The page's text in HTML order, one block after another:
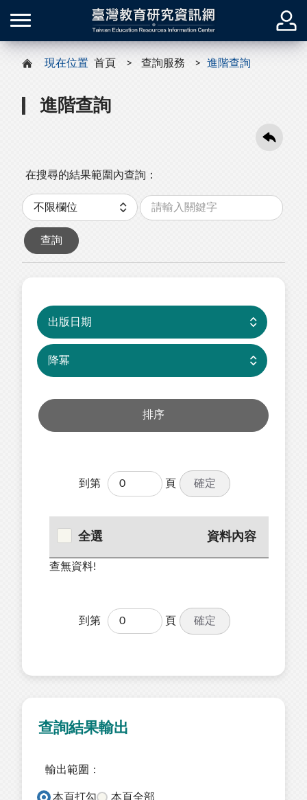
現在位置 首頁 查詢服務 進階查詢
進階查詢
在搜尋的結果範圍內查詢：
分
類
關
字
查詢
到第 頁 確定
全選 資料內容
查無資料!
到第 頁 確定
查詢結果輸出
輸出範圍：
本頁打勾 本頁全部